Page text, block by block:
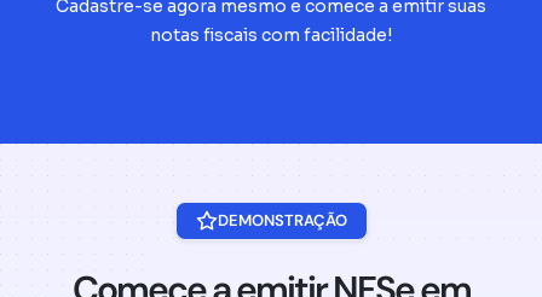
Cadastre-se agora mesmo e comece a emitir suas
notas fiscais com facilidade!
DEMONSTRAÇÃO